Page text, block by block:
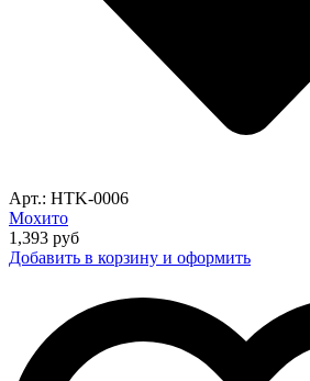
Арт.: HTK-0006
Мохито
1,393 руб
Добавить в корзину и оформить